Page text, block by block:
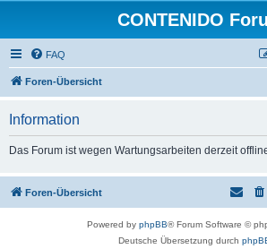
CONTENIDO
FAQ
Foren-Übersicht
Information
Das Forum ist wegen Wartungsarbeiten derzeit
Foren-Übersicht
Powered by phpBB® Forum Software ©
Deutsche Übersetzung durch